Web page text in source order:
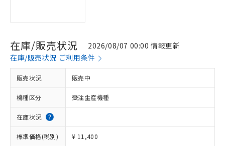
在庫/販売状況
2026/08/07 00:00 情報更新
在庫/販売状況 ご利用条件
販売状況 販売中
機種区分 受注生産機種
在庫状況
標準価格(税別) ¥ 11,400